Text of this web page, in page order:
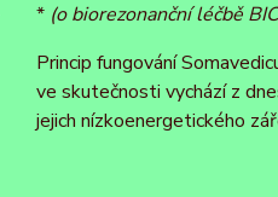
* (o biorezonanční léčbě
Princip fungování
ve skutečnosti vychází z
jejich nízkoenergetického